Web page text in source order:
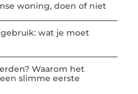
woning, doen of niet
wat je moet
Waarom het
slimme eerste